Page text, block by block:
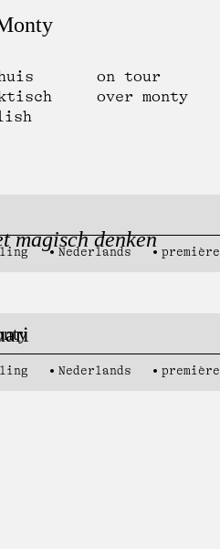
on tour
over monty
magisch denken
Nederlands première
Nederlands première